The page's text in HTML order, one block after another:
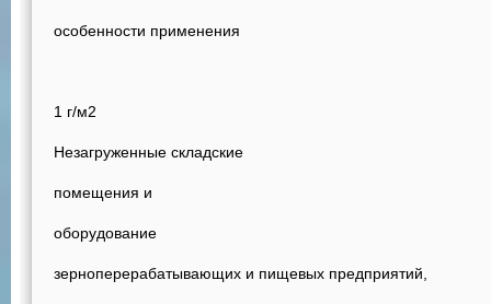
особенности применения
1 г/м2
Незагруженные складские
помещения и
оборудование
зерноперерабатывающих и пищевых предприятий,